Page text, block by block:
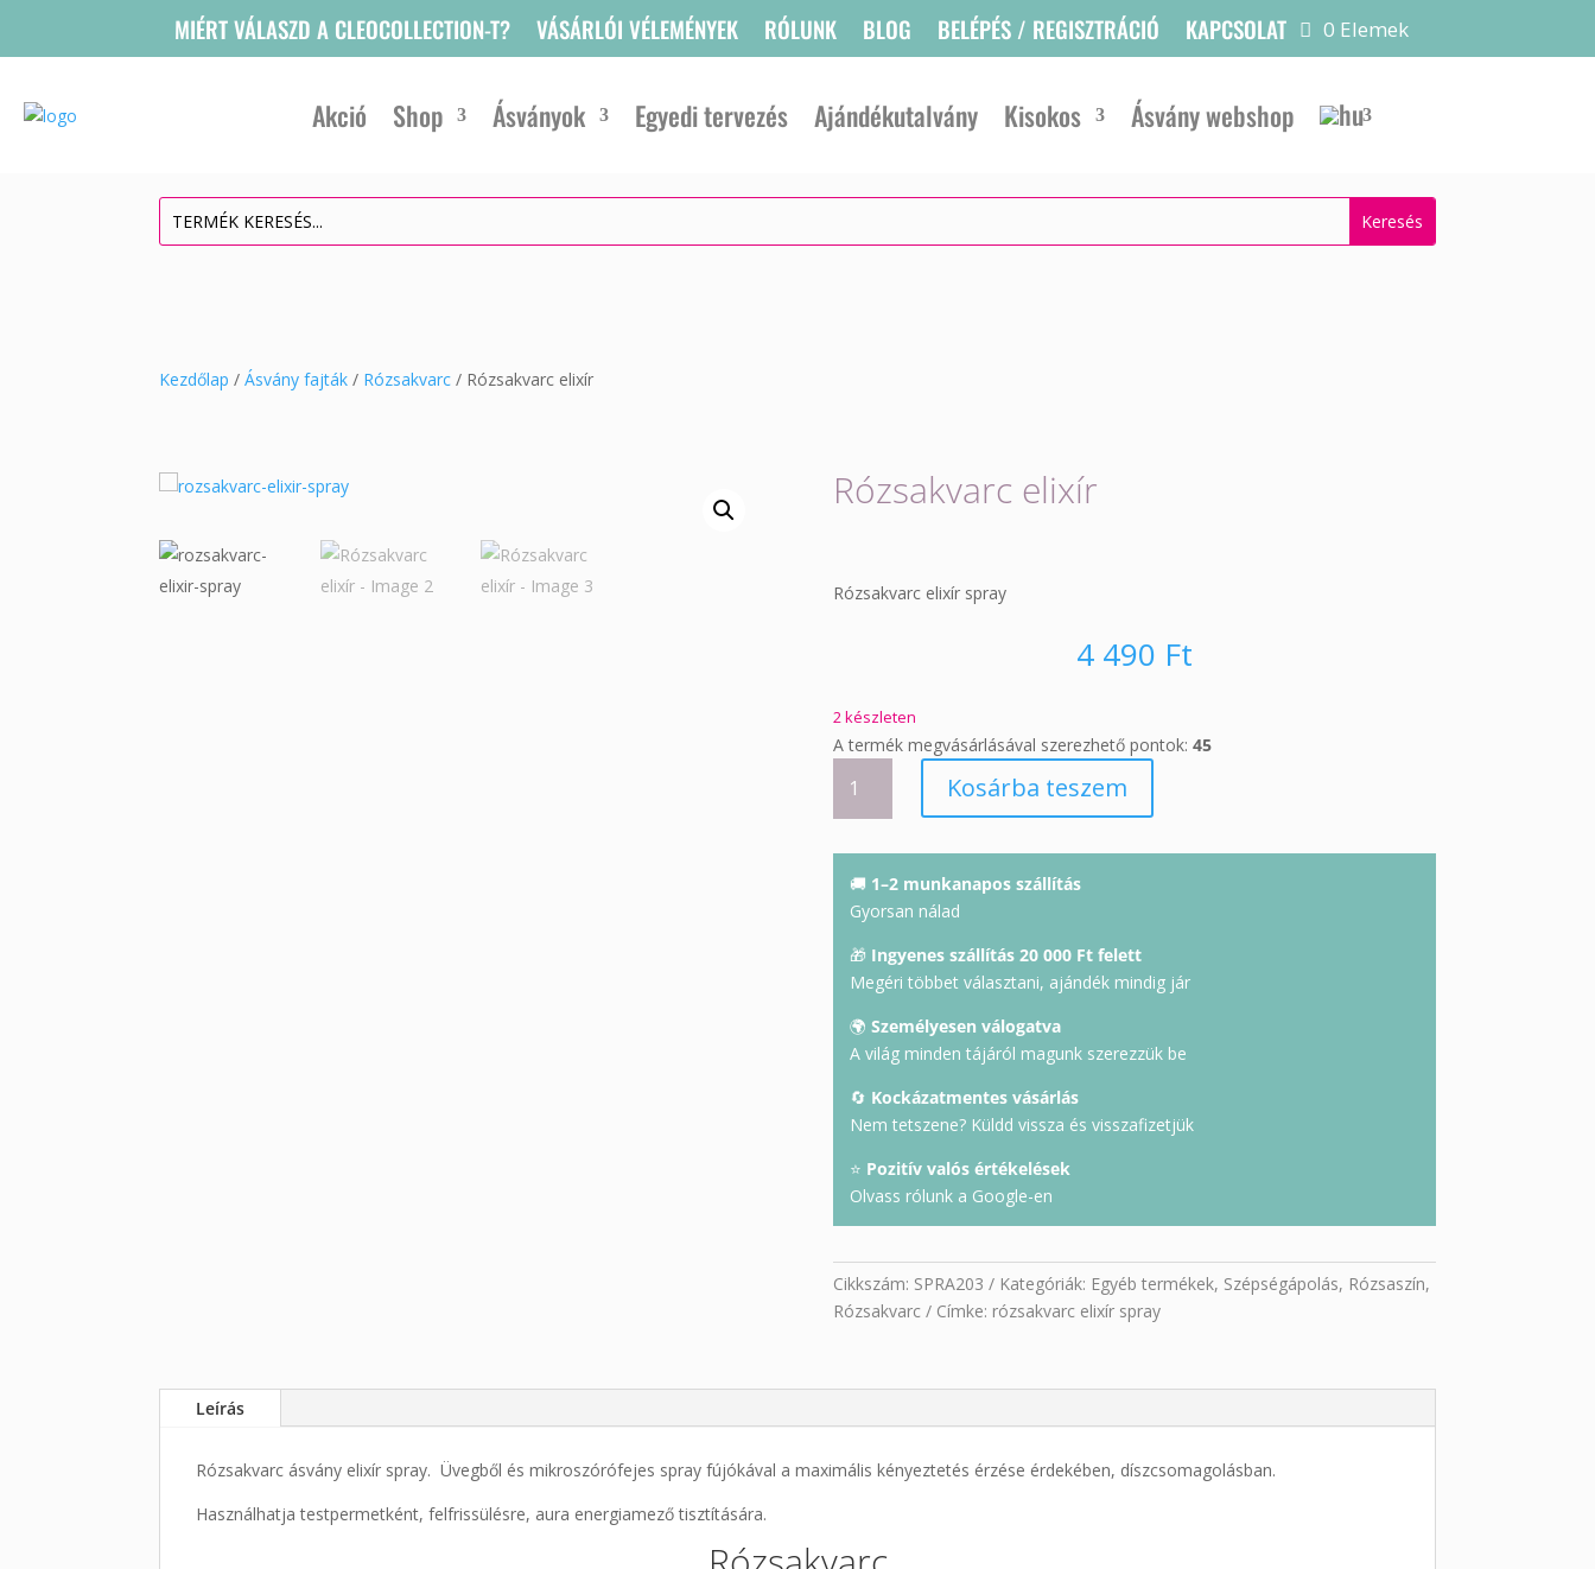
MIÉRT VÁLASZD A CLEOCOLLECTION-T? VÁSÁRLÓI VÉLEMÉNYEK RÓLUNK BLOG BELÉPÉS / REGISZTRÁCIÓ KAPCSOLAT 0 Elemek
Akció Shop Ásványok Egyedi tervezés Ajándékutalvány Kisokos Ásvány webshop
Kezdőlap /Ásvány fajták / Rózsakvarc / Rózsakvarc elixír
Rózsakvarc elixír
Rózsakvarc elixír spray
4 490 Ft
2 készleten
A termék megvásárlásával szerezhető pontok: 45
elixír
mennyiség
Kosárba teszem
🚚 1–2 munkanapos szállítás
Gyorsan nálad
🎁 Ingyenes szállítás 20 000 Ft felett
Megéri többet választani, ajándék mindig jár
🌍 Személyesen válogatva
A világ minden tájáról magunk szerezzük be
🔄 Kockázatmentes vásárlás
Nem tetszene? Küldd vissza és visszafizetjük
⭐ Pozitív valós értékelések
Olvass rólunk a Google-en
Cikkszám: SPRA203 Kategóriák: Egyéb termékek, Szépségápolás, Rózsaszín,
Rózsakvarc
Címke: rózsakvarc elixír spray
Leírás
Rózsakvarc ásvány elixír spray. Üvegből és mikroszórófejes spray fújókával a maximális kényeztetés érzése érdekében, díszcsomagolásban.
Használhatja testpermetként, felfrissülésre, aura energiamező tisztítására.